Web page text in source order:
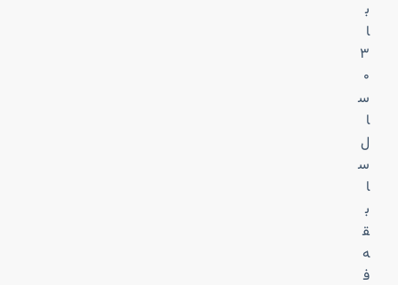
ب
ا
۳
۰
س
ا
ل
س
ا
ب
ق
ه
ف